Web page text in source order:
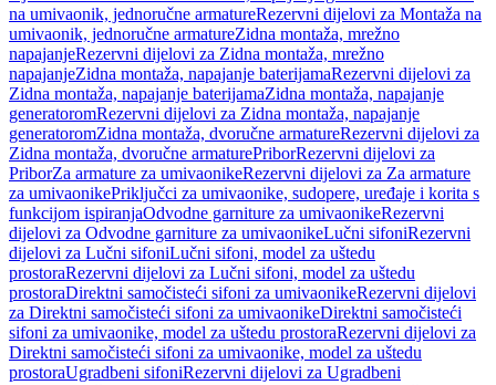
na umivaonik, jednoručne armatureRezervni dijelovi za Montaža na
umivaonik, jednoručne armatureZidna montaža, mrežno
napajanjeRezervni dijelovi za Zidna montaža, mrežno
napajanjeZidna montaža, napajanje baterijamaRezervni dijelovi za
Zidna montaža, napajanje baterijamaZidna montaža, napajanje
generatoromRezervni dijelovi za Zidna montaža, napajanje
generatoromZidna montaža, dvoručne armatureRezervni dijelovi za
Zidna montaža, dvoručne armaturePriborRezervni dijelovi za
PriborZa armature za umivaonikeRezervni dijelovi za Za armature
za umivaonikePriključci za umivaonike, sudopere, uređaje i korita s
funkcijom ispiranjaOdvodne garniture za umivaonikeRezervni
dijelovi za Odvodne garniture za umivaonikeLučni sifoniRezervni
dijelovi za Lučni sifoniLučni sifoni, model za uštedu
prostoraRezervni dijelovi za Lučni sifoni, model za uštedu
prostoraDirektni samočisteći sifoni za umivaonikeRezervni dijelovi
za Direktni samočisteći sifoni za umivaonikeDirektni samočisteći
sifoni za umivaonike, model za uštedu prostoraRezervni dijelovi za
Direktni samočisteći sifoni za umivaonike, model za uštedu
prostoraUgradbeni sifoniRezervni dijelovi za Ugradbeni